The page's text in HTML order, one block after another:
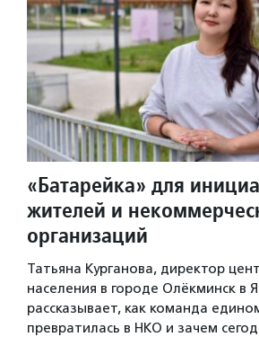
«Батарейка» для
жителей и
организаций
Татьяна Курганова, директор
населения в городе Олёкминск в
рассказывает, как команда
превратилась в НКО и зачем